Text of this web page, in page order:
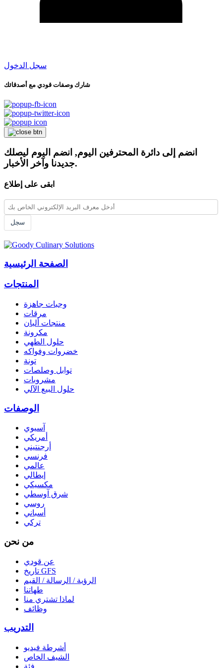
سجل الدخول
شارك وصفات قودي مع أصدقائك
انضم إلى دائرة المحترفين اليوم, انضم اليوم ليصلك
جديدنا وآخر الأخبار.
ابقى على إطلاع
سجل
الصفحة الرئيسية
المنتجات
وجبات جاهزة
مرقات
منتجات ألبان
مكرونة
حلول الطهي
خضروات وفواكه
تونة
توابل وصلصات
مشروبات
حلول البيع الآلي
الوصفات
آسيوي
أمريكي
أرجنتيني
فرنسي
عالمي
إيطالي
مكسيكي
شرق آوسطي
روسي
أسباني
تركي
من نحن
عن قودي
تاريخ GFS
الرؤية / الرسالة / القيم
طهاتنا
لماذا تشتري منا
وظائف
التدريب
أشرطة فيديو
الشيف الخاص